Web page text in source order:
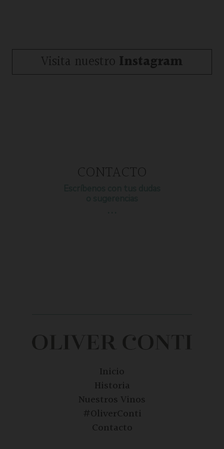
Visita nuestro Instagram
CONTACTO
Inicio
Historia
Nuestros Vinos
#OliverConti
Contacto